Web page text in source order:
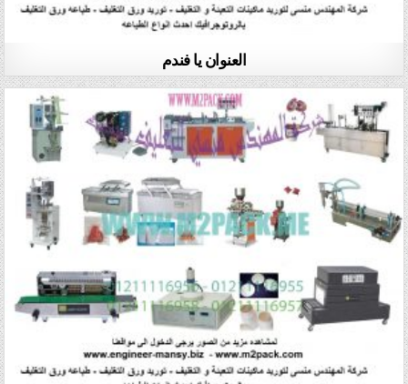
العنوان يا فندم